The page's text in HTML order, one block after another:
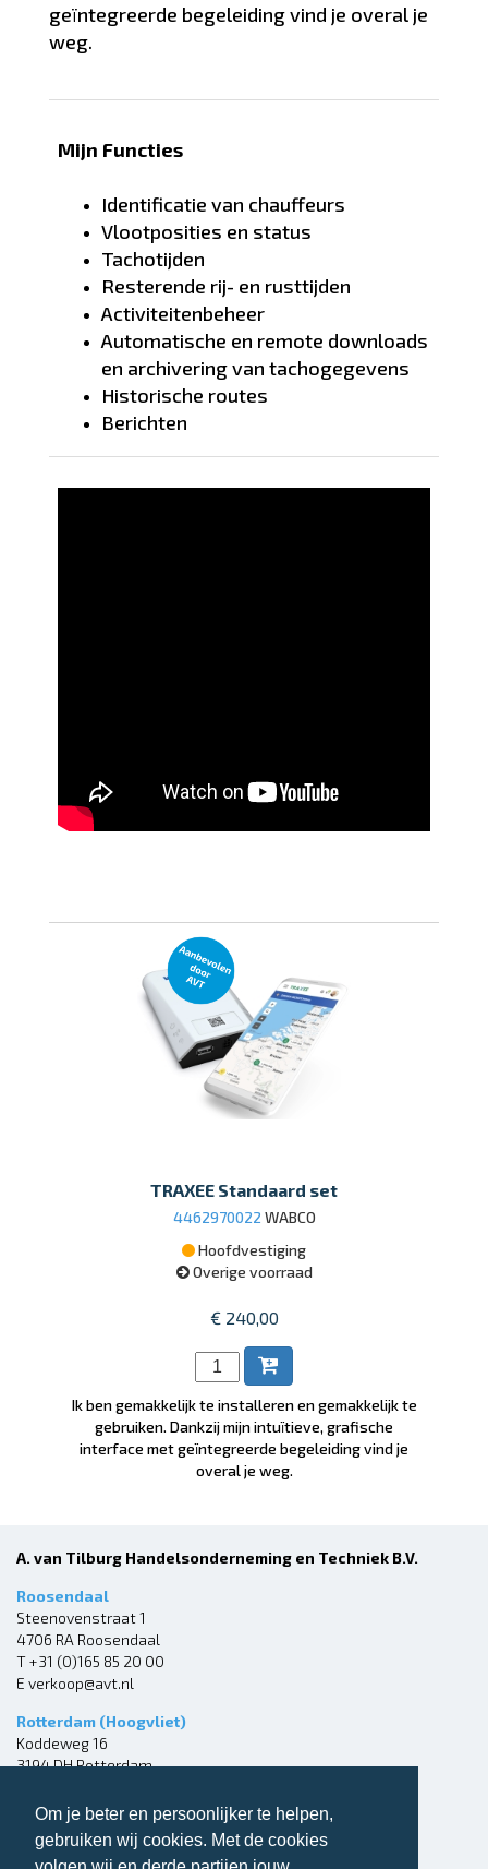
Om je beter en persoonlijker te helpen,
gebruiken wij cookies. Met de cookies
geïntegreerde begeleiding vind je overal je
weg.
Mijn Functies
Identificatie van chauffeurs
Vlootposities en status
Tachotijden
Resterende rij- en rusttijden
Activiteitenbeheer
Automatische en remote downloads
en archivering van tachogegevens
Historische routes
Berichten
TRAXEE Standaard set
4462970022 WABCO
Hoofdvestiging
Overige voorraad
€ 240,00
Ik ben gemakkelijk te installeren en gemakkelijk te
gebruiken. Dankzij mijn intuïtieve, grafische
interface met geïntegreerde begeleiding vind je
overal je weg.
A. van Tilburg Handelsonderneming en Techniek B.V.
Roosendaal
Steenovenstraat 1
4706 RA Roosendaal
T+31 (0)165 85 20 00
E verkoop@avt.nl
Rotterdam (Hoogvliet)
Koddeweg 16
3194 DH Rotterdam
rotterdam@avt.nl
Wil je ons volgen?